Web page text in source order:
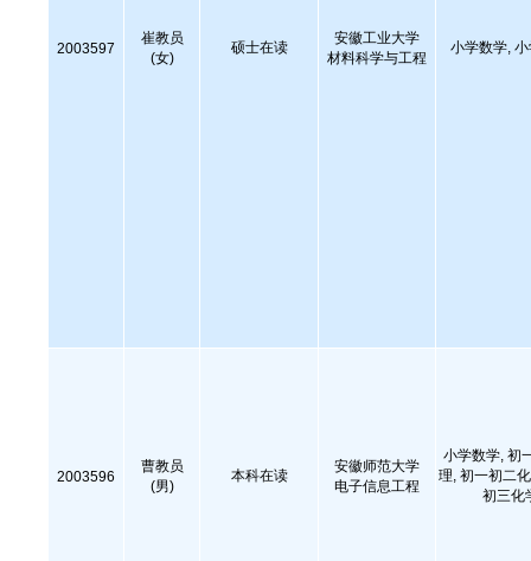
2003597
崔教员
(女)
硕士在读
安徽工业大学
材料科学与工程
小学数学,
2003596
曹教员
(男)
本科在读
安徽师范大学
电子信息工程
小学数学, 初
理, 初一初二
初三化